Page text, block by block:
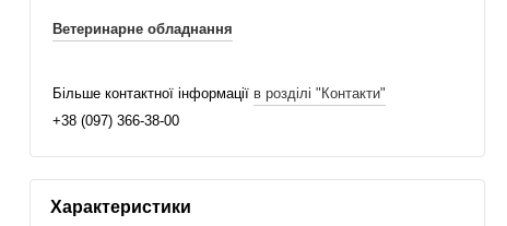
Ветеринарне обладнання
Більше контактної інформації в розділі "Контакти"
+38 (097) 366-38-00
Характеристики